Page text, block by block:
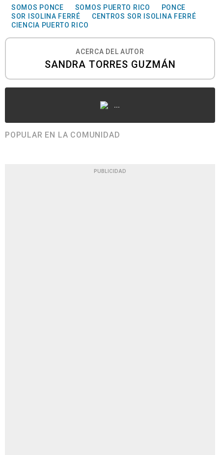
SOMOS PONCE SOMOS PUERTO RICO
PONCE
SOR ISOLINA FERRÉ
CENTROS SOR ISOLINA FERRÉ
CIENCIA PUERTO RICO
ACERCA DEL AUTOR
SANDRA TORRES GUZMÁN
...
POPULAR EN LA COMUNIDAD
PUBLICIDAD